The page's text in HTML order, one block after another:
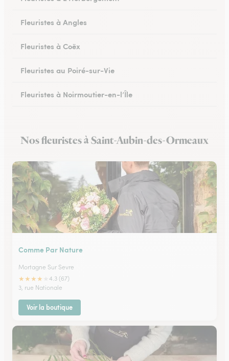
Fleuristes à Angles
Fleuristes à Coëx
Fleuristes au Poiré-sur-Vie
Fleuristes à Noirmoutier-en-l’Île
Fleuristes à Talmont-Saint-Hilaire
Nos fleuristes à Saint-Aubin-des-Ormeaux
Comme Par Nature
Mortagne Sur Sevre
★★★★
4.3 (67)
3, rue Nationale
Voir la boutique